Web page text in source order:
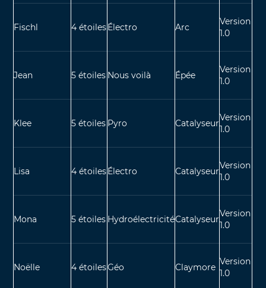
Fischl 4 étoilesÉlectro Arc
Version
1.0
Jean 5 étoiles Nous voilà Épée
Version
1.0
Klee 5 étoiles Pyro Catalyseur
Version
1.0
Lisa 4 étoilesÉlectro Catalyseur
Version
1.0
Mona 5 étoiles HydroélectricitéCatalyseur
Version
1.0
Noëlle 4 étoilesGéo Claymore
Version
1.0